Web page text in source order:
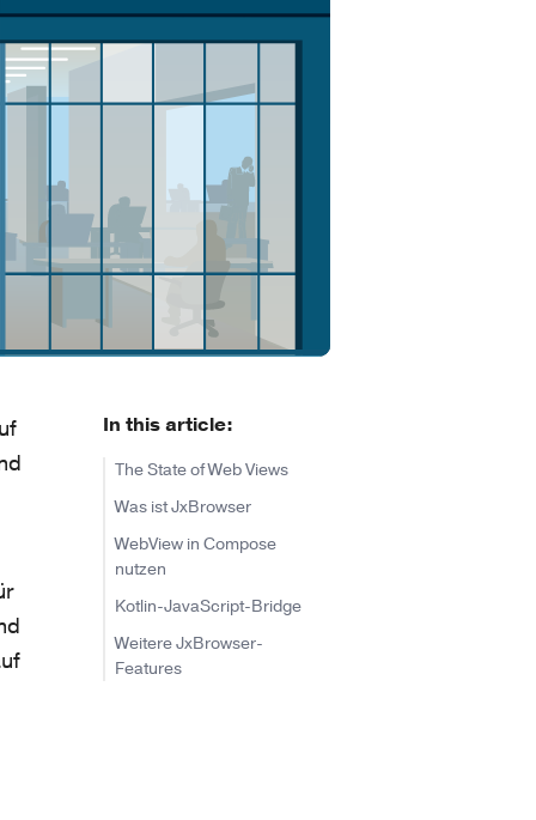
In this article:
The State of Web Views
Was ist JxBrowser
WebView in Compose
nutzen
Kotlin-JavaScript-Bridge
Weitere JxBrowser-
Features